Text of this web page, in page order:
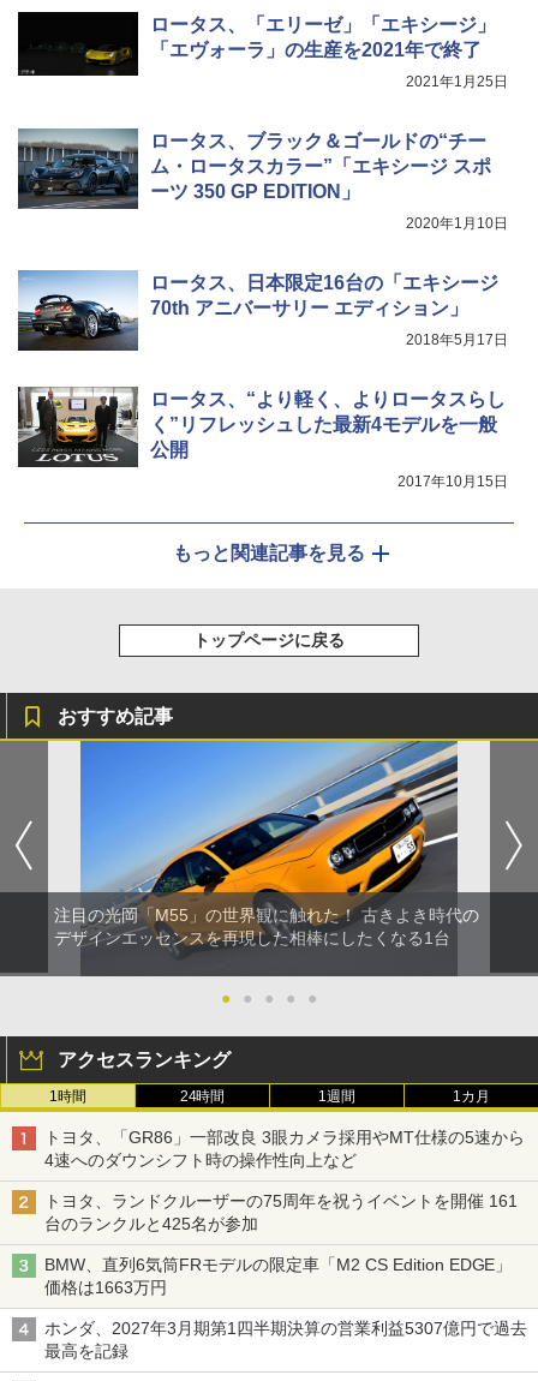
ロータス、「エリーゼ」「エキシージ」
「エヴォーラ」の生産を2021年で終了
2021年1月25日
ロータス、ブラック＆ゴールドの“チー
ム・ロータスカラー”「エキシージ スポ
ーツ 350 GP EDITION」
2020年1月10日
ロータス、日本限定16台の「エキシージ
70th アニバーサリー エディション」
2018年5月17日
ロータス、“より軽く、よりロータスらし
く”リフレッシュした最新4モデルを一般
公開
2017年10月15日
もっと関連記事を見る
トップページに戻る
おすすめ記事
注目の光岡「M55」の世界観に触れた！ 古きよき時代の
デザインエッセンスを再現した相棒にしたくなる1台
● ● ● ● ●
アクセスランキング
1時間 24時間 1週間 1カ月
トヨタ、「GR86」一部改良 3眼カメラ採用やMT仕様の5速から
4速へのダウンシフト時の操作性向上など
トヨタ、ランドクルーザーの75周年を祝うイベントを開催 161
台のランクルと425名が参加
BMW、直列6気筒FRモデルの限定車「M2 CS Edition EDGE」
価格は1663万円
ホンダ、2027年3月期第1四半期決算の営業利益5307億円で過去
最高を記録